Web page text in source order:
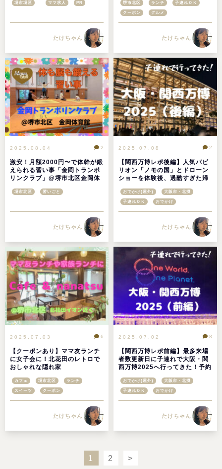
ッフ募集！
堺市堺区 ママ求人 PR
たけちゃん
堺市北区
堺市北区 ランチ 子連れＯＫ
クーポン グルメ
たけちゃん
2025.08.04
激安！月額2000円〜で体幹が鍛
えられる習い事「金岡トランポ
リンクラブ」@堺市北区金岡体
2
堺市北区 習いごと
たけちゃん
2025.07.08
【関西万博レポ後編】人気パビ
リオン「ノモの国」とドローン
ショーを体験後、過酷すぎた帰
2
おでかけ(屋外) 大阪市・北摂
子連れＯＫ おでかけ
たけちゃん
2025.07.03
【クーポンあり】ママ友ランチ
に女子会に！北花田のレトロで
おしゃれな隠れ家
つ）＠堺市北区
6
カフェ 堺市北区 ランチ
スイーツ クーポン
たけちゃん
2025.07.02
【関西万博レポ前編】最多来場
者数更新日に子連れで大阪・関
西万博2025へ行ってきた！予約
遊び場を解説
8
おでかけ(屋外) 大阪市・北摂
子連れＯＫ おでかけ
たけちゃん
1 2 >